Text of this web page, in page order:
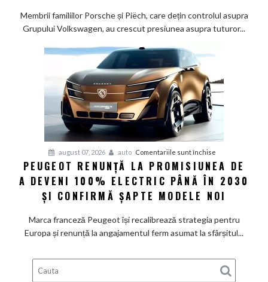
care
măsuri
rapide
de
Membrii familiilor Porsche și Piëch, care dețin controlul asupra
Grupului Volkswagen, au crescut presiunea asupra tuturor...
august 07, 2026 auto Comentariile sunt închise
Peugeot
renunță
la
de
a
electric
PEUGEOT RENUNȚĂ LA PROMISIUNEA DE
A DEVENI 100% ELECTRIC PÂNĂ ÎN 2030
ȘI CONFIRMĂ ȘAPTE MODELE NOI
Marca franceză Peugeot își recalibrează strategia pentru
Europa și renunță la angajamentul ferm asumat la sfârșitul...